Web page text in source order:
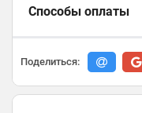
Способы оплаты
Поделиться: